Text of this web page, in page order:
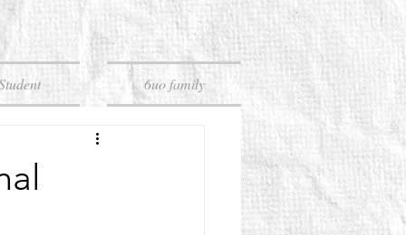
6uo family